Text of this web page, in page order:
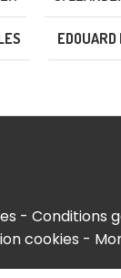
EDOUARD
Conditions
cookies